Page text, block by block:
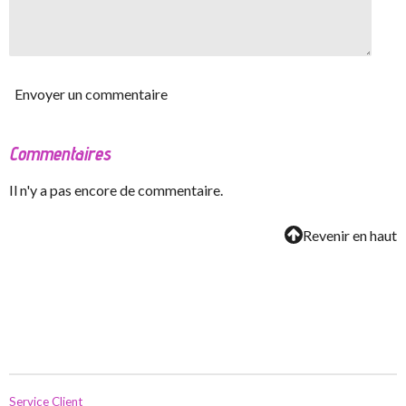
Envoyer un commentaire
Commentaires
Il n'y a pas encore de commentaire.
Revenir en haut
Service Client